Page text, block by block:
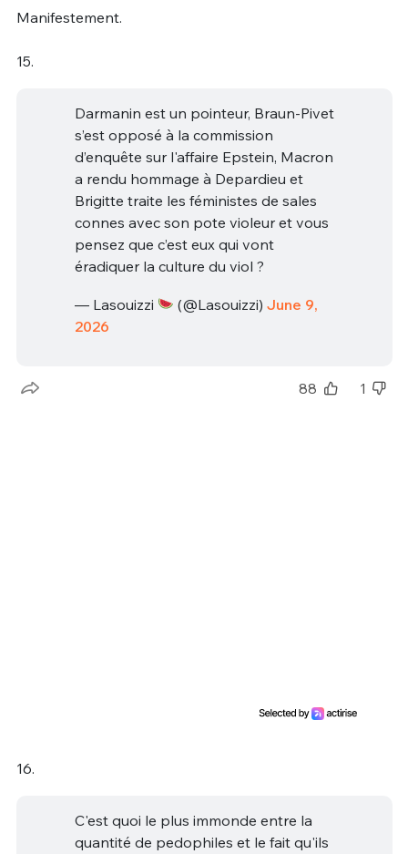
Manifestement.
15.
Darmanin est un pointeur, Braun-Pivet
s’est opposé à la commission
d’enquête sur l'affaire Epstein, Macron
a rendu hommage à Depardieu et
Brigitte traite les féministes de sales
connes avec son pote violeur et vous
pensez que c’est eux qui vont
éradiquer la culture du viol ?
— Lasouizzi (@Lasouizzi) June 9,
2026
88 1
16.
C'est quoi le plus immonde entre la
quantité de pedophiles et le fait qu'ils